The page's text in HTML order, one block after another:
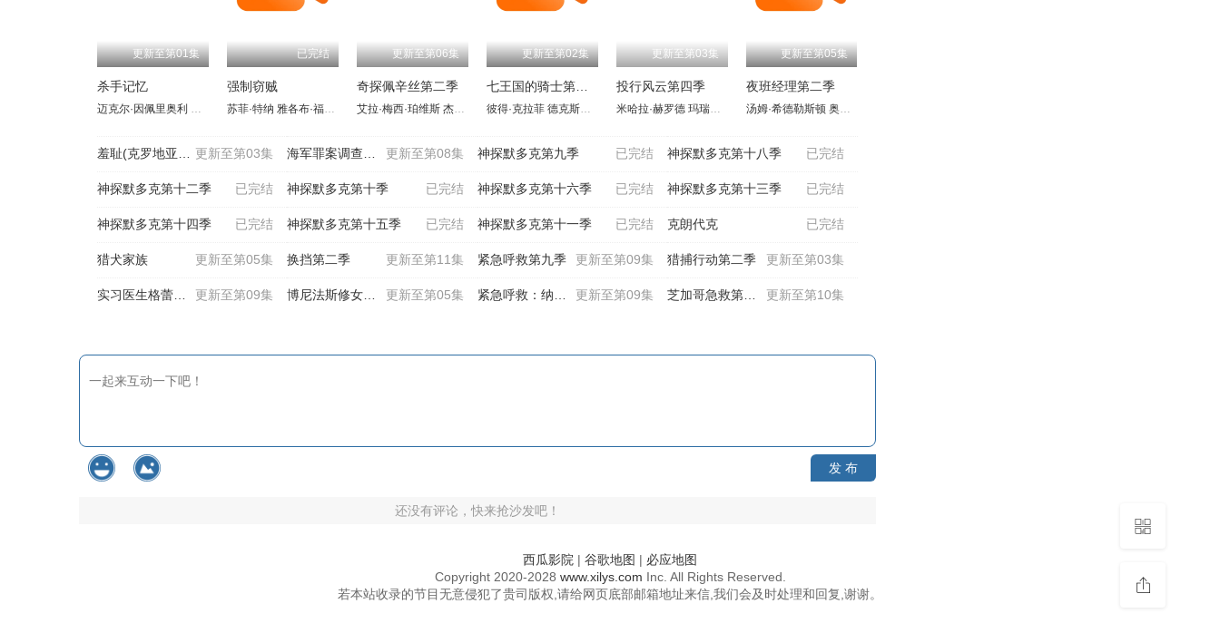
更新至第01集
杀手记忆
迈克尔·因佩里奥利 帕特里克·德姆西
已完结
强制窃贼
苏菲·特纳 雅各布·福琼·劳埃德 阿奇·马德基 安德鲁·霍华德 艾莉·詹姆斯 Jonathan Slinger 哈里·米歇尔 Thomas Larkin 塔拉·萨莫斯
更新至第06集
奇探佩辛丝第二季
艾拉·梅西·珀维斯 杰西卡·海因斯 纳森·威尔士 马克·本顿 阿德里安·劳林斯 Ali Ariaie Connor Curren 丽莎·萨多威
更新至第02集
七王国的骑士第一季
彼得·克拉菲 德克斯特·索尔·安塞尔 丹尼尔·英格斯 萨姆·斯普卢尔 伯蒂·卡维尔
更新至第03集
投行风云第四季
米哈拉·赫罗德 玛瑞萨·阿贝拉 基特·哈灵顿 梁振邦
更新至第05集
夜班经理第二季
汤姆·希德勒斯顿 奥利维娅·科尔曼
更新至第03集
羞耻(克罗地亚版) 第三季 更新至第08集
海军罪案调查处：悉尼第三季 已完结
神探默多克第九季 已完结
神探默多克第十八季
已完结
神探默多克第十二季 已完结
神探默多克第十季 已完结
神探默多克第十六季 已完结
神探默多克第十三季
已完结
神探默多克第十四季 已完结
神探默多克第十五季 已完结
神探默多克第十一季 已完结
克朗代克
更新至第05集
猎犬家族 更新至第11集
换挡第二季 更新至第09集
紧急呼救第九季 更新至第03集
猎捕行动第二季
更新至第09集
实习医生格蕾第二十二季 更新至第05集
博尼法斯修女探案集第四季 更新至第09集
紧急呼救：纳什维尔 更新至第10集
芝加哥急救第十一季
发 布
还没有评论，快来抢沙发吧！
西瓜影院 | 谷歌地图 | 必应地图
Copyright 2020-2028 www.xilys.com Inc. All Rights Reserved.
若本站收录的节目无意侵犯了贵司版权,请给网页底部邮箱地址来信,我们会及时处理和回复,谢谢。